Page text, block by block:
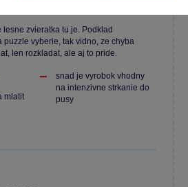
zvieratka tu je. Podklad
puzzle vyberie, tak vidno, ze chyba
len rozkladat, ale aj to pride.
mlatit
snad je vyrobok vhodny
na intenzivne strkanie do
pusy